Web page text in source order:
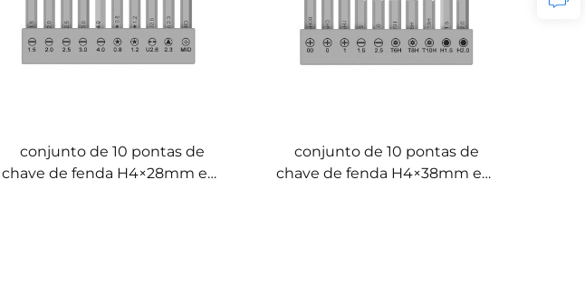
conjunto de 10 pontas de
chave de fenda H4×28mm em
conjunto de 10 pontas de
chave de fenda H4×38mm em